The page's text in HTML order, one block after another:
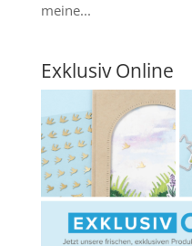
meine...
Exklusiv Online